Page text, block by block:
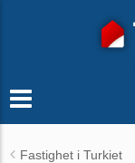
Fastighet i Turkiet